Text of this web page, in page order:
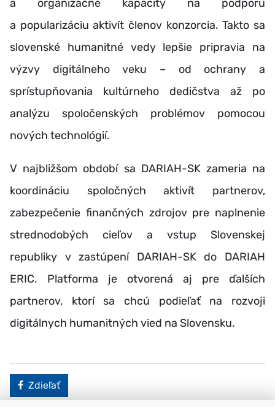
a organizačné kapacity na podporu
a popularizáciu aktivít členov konzorcia. Takto sa
slovenské humanitné vedy lepšie pripravia na
výzvy digitálneho veku – od ochrany a
sprístupňovania kultúrneho dedičstva až po
analýzu spoločenských problémov pomocou
nových technológií.
V najbližšom období sa DARIAH-SK zameria na
koordináciu spoločných aktivít partnerov,
zabezpečenie finančných zdrojov pre naplnenie
strednodobých cieľov a vstup Slovenskej
republiky v zastúpení DARIAH-SK do DARIAH
ERIC. Platforma je otvorená aj pre ďalších
partnerov, ktorí sa chcú podieľať na rozvoji
digitálnych humanitných vied na Slovensku.
Facebook
Zdieľať